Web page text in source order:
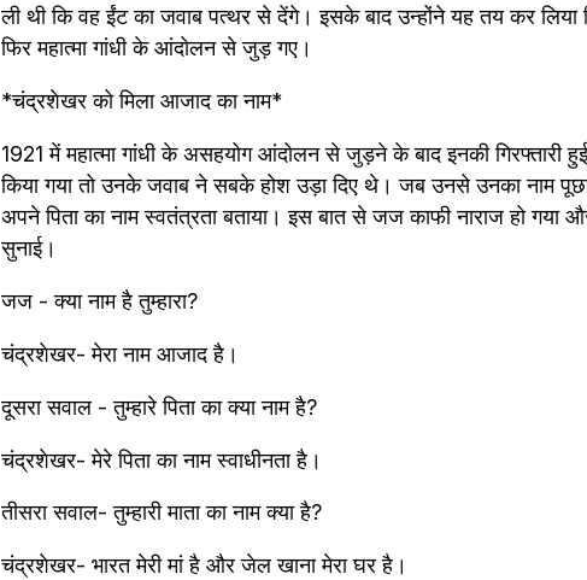
ली थी कि वह ईंट का जवाब पत्थर से देंगे। इसके बाद उन्होंने यह तय कर
फिर महात्मा गांधी के आंदोलन से जुड़ गए।
*चंद्रशेखर को मिला आजाद का नाम*
1921 में महात्मा गांधी के असहयोग आंदोलन से जुड़ने के बाद इनकी
किया गया तो उनके जवाब ने सबके होश उड़ा दिए थे। जब उनसे उनका नाम
अपने पिता का नाम स्वतंत्रता बताया। इस बात से जज काफी नाराज हो
सुनाई।
जज - क्या नाम है तुम्हारा?
चंद्रशेखर- मेरा नाम आजाद है।
दूसरा सवाल - तुम्हारे पिता का क्या नाम है?
चंद्रशेखर- मेरे पिता का नाम स्वाधीनता है।
तीसरा सवाल- तुम्हारी माता का नाम क्या है?
चंद्रशेखर- भारत मेरी मां है और जेल खाना मेरा घर है।